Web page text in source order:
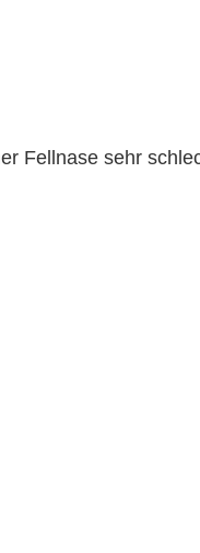
Fellnase sehr